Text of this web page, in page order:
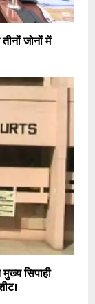
जोनों में
सिपाही